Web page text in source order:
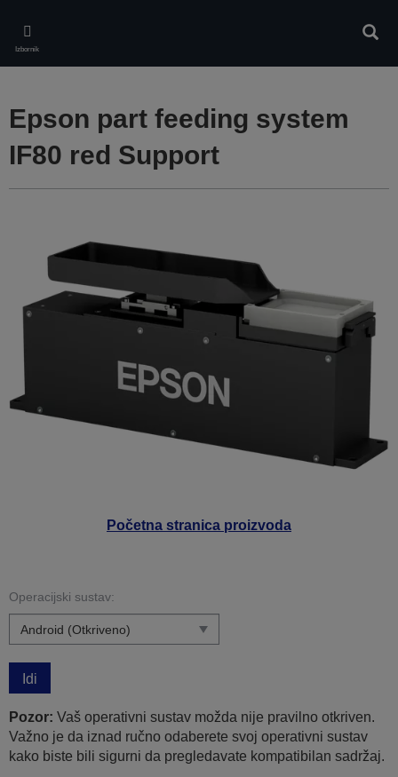
main
content
Izbornik
Početna stranica proizvoda
Epson part feeding system
IF80 red Support
Operacijski sustav:
Idi
Pozor: Vaš operativni sustav možda nije pravilno otkriven.
Važno je da iznad ručno odaberete svoj operativni sustav
kako biste bili sigurni da pregledavate kompatibilan sadržaj.